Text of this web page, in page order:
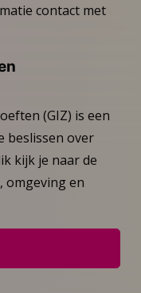
contact met
(GIZ) is een
beslissen over
kijk je naar de
omgeving en